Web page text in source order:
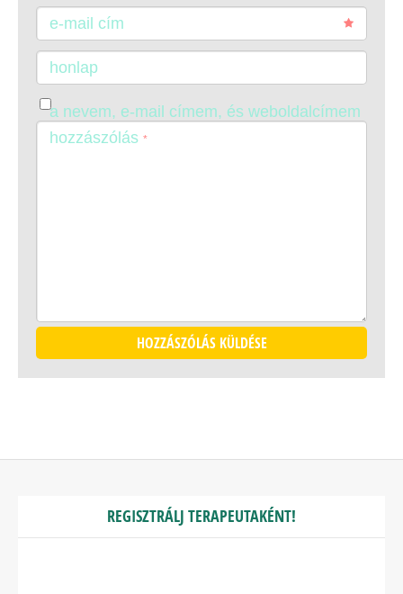
e-mail cím
honlap
a nevem, e-mail címem, és weboldalcímem
mentése a böngészőben a következő
hozzászólás *
REGISZTRÁLJ TERAPEUTAKÉNT!